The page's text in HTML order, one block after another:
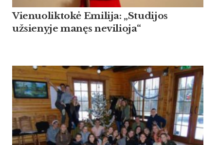
Vienuoliktokė Emilija: „Studijos
užsienyje manęs nevilioja“